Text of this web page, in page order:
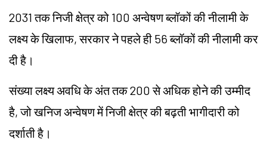
2031 तक निजी क्षेत्र को 100 अन्वेषण ब्लॉकों की नीलामी के
लक्ष्य के खिलाफ, सरकार ने पहले ही 56 ब्लॉकों की नीलामी कर
दी है।
संख्या लक्ष्य अवधि के अंत तक 200 से अधिक होने की उम्मीद
है, जो खनिज अन्वेषण में निजी क्षेत्र की बढ़ती भागीदारी को
दर्शाती है।